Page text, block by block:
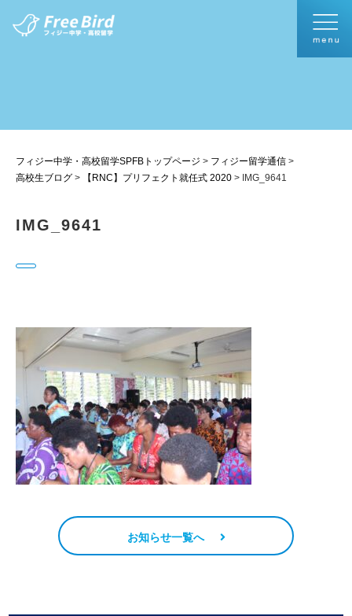
フィジー中学・高校留学SPFBトップページ > フィジー留学通信 >
高校生ブログ > 【RNC】プリフェクト就任式 2020 > IMG_9641
IMG_9641
お知らせ一覧へ